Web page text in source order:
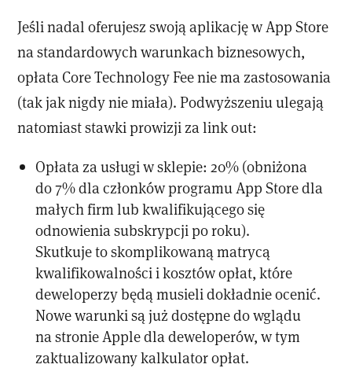
Jeśli nadal oferujesz swoją aplikację w App Store
na standardowych warunkach biznesowych,
opłata Core Technology Fee nie ma zastosowania
(tak jak nigdy nie miała). Podwyższeniu ulegają
natomiast stawki prowizji za link out:
Opłata za usługi w sklepie: 20% (obniżona
do 7% dla członków programu App Store dla
małych firm lub kwalifikującego się
odnowienia subskrypcji po roku).
Skutkuje to skomplikowaną matrycą
kwalifikowalności i kosztów opłat, które
deweloperzy będą musieli dokładnie ocenić.
Nowe warunki są już dostępne do wglądu
na stronie Apple dla deweloperów, w tym
zaktualizowany kalkulator opłat.